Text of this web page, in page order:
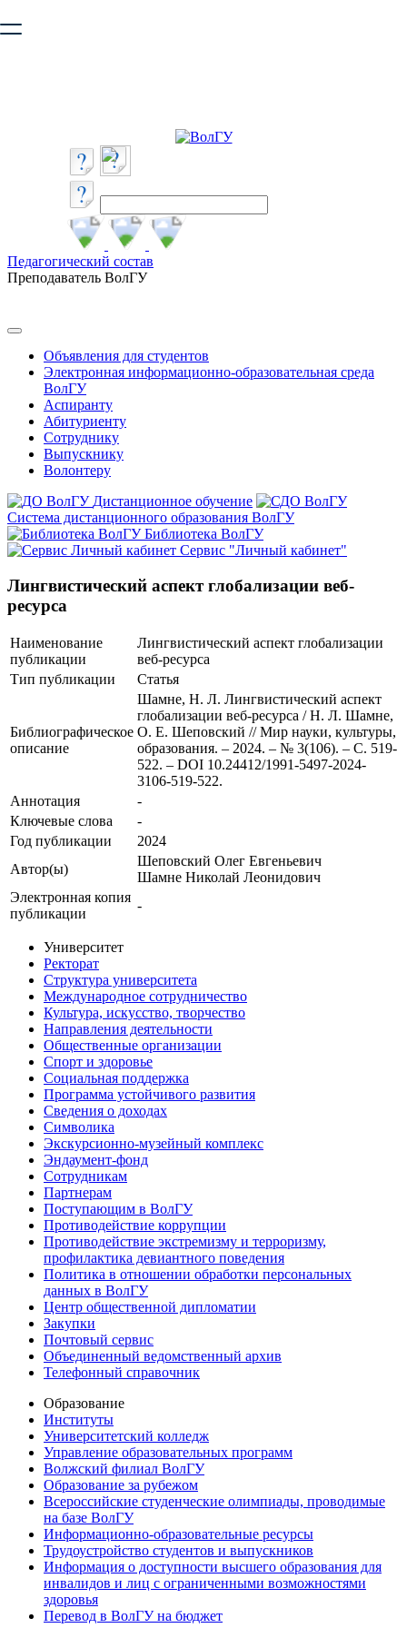
безопасную работу с сайтом. Пожалуйста
Педагогический состав
Преподаватель ВолГУ
Объявления для студентов
Электронная информационно-образовательная среда
ВолГУ
Аспиранту
Абитуриенту
Сотруднику
Выпускнику
Волонтеру
Дистанционное обучение
Система дистанционного образования ВолГУ
Библиотека ВолГУ
Сервис "Личный кабинет"
Лингвистический аспект глобализации веб-
ресурса
Наименование
публикации
Лингвистический аспект глобализации
веб-ресурса
Тип публикации
Статья
Библиографическое
описание
Шамне, Н. Л. Лингвистический аспект
глобализации веб-ресурса / Н. Л. Шамне,
О. Е. Шеповский // Мир науки, культуры,
образования. – 2024. – № 3(106). – С. 519-
522. – DOI 10.24412/1991-5497-2024-
3106-519-522.
Аннотация
-
Ключевые cлова
-
Год публикации
2024
Автор(ы)
Шеповский Олег Евгеньевич
Шамне Николай Леонидович
Электронная копия
публикации
-
Университет
Ректорат
Структура университета
Международное сотрудничество
Культура, искусство, творчество
Направления деятельности
Общественные организации
Спорт и здоровье
Социальная поддержка
Программа устойчивого развития
Сведения о доходах
Символика
Экскурсионно-музейный комплекс
Эндаумент-фонд
Сотрудникам
Партнерам
Поступающим в ВолГУ
Противодействие коррупции
Противодействие экстремизму и терроризму,
профилактика девиантного поведения
Политика в отношении обработки персональных
данных в ВолГУ
Центр общественной дипломатии
Закупки
Почтовый сервис
Объединенный ведомственный архив
Телефонный справочник
Образование
Институты
Университетский колледж
Управление образовательных программ
Волжский филиал ВолГУ
Образование за рубежом
Всероссийские студенческие олимпиады, проводимые
на базе ВолГУ
Информационно-образовательные ресурсы
Трудоустройство студентов и выпускников
Информация о доступности высшего образования для
инвалидов и лиц с ограниченными возможностями
здоровья
Перевод в ВолГУ на бюджет